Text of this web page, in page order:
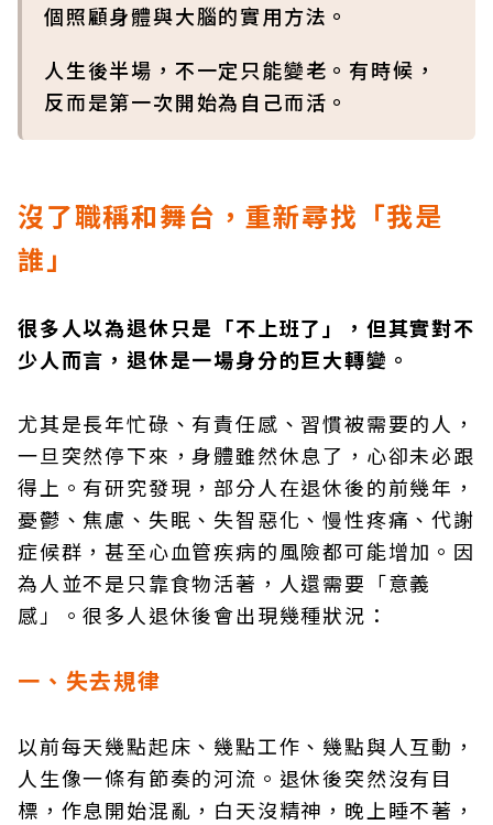
個照顧身體與大腦的實用方法。
人生後半場，不一定只能變老。有時候，
反而是第一次開始為自己而活。
沒了職稱和舞台，重新尋找「我是
誰」
很多人以為退休只是「不上班了」，但其實對不
少人而言，退休是一場身分的巨大轉變。
尤其是長年忙碌、有責任感、習慣被需要的人，
一旦突然停下來，身體雖然休息了，心卻未必跟
得上。有研究發現，部分人在退休後的前幾年，
憂鬱、焦慮、失眠、失智惡化、慢性疼痛、代謝
症候群，甚至心血管疾病的風險都可能增加。因
為人並不是只靠食物活著，人還需要「意義
感」。很多人退休後會出現幾種狀況：
一、失去規律
以前每天幾點起床、幾點工作、幾點與人互動，
人生像一條有節奏的河流。退休後突然沒有目
標，作息開始混亂，白天沒精神，晚上睡不著，